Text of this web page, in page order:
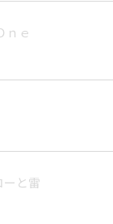
ｎｅ
と雷